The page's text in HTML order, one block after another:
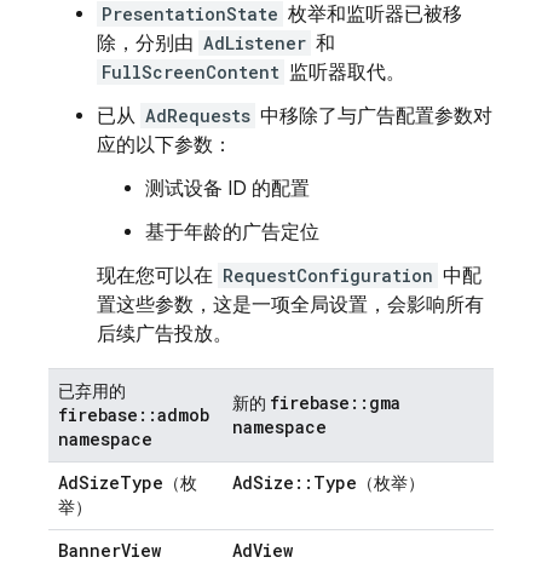
PresentationState 枚举和监听器已被移
除，分别由 AdListener 和
FullScreenContent 监听器取代。
已从 AdRequests 中移除了与广告配置参数对
应的以下参数：
测试设备 ID 的配置
基于年龄的广告定位
现在您可以在 RequestConfiguration 中配
置这些参数，这是一项全局设置，会影响所有
后续广告投放。
已弃用的
firebase ::admob
namespace
新的 firebase :: gma
namespace
AdSizeType （枚
举）
AdSize :: Type （枚举）
BannerView AdView